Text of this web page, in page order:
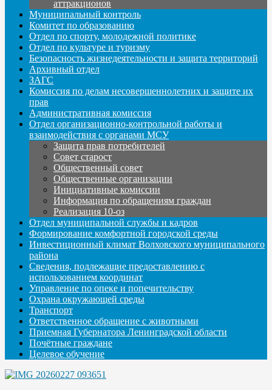
аттракционов
Муниципальный контроль
Комитет по образованию
Отдел по спорту, молодежной политике
Отдел по культуре и туризму
Безопасность жизнедеятельности и защита территорий
Архивный отдел
ЗАГС
Комиссия по делам несовершеннолетних и защите их
прав
Административная комиссия
Отдел организационно-контрольной работы и
взаимодействия с органами МСУ
Защита прав потребителей
Совет старост
Общественный совет
Общественные организации
Инициативные комиссии
Информация по обращениям граждан
Реализация 10-оз
Отдел муниципальной службы и кадров
Формирование комфортной городской среды
Инвестиционный климат Волховского муниципального
района
Сведения, подлежащие предоставлению с
использованием координат
Управление по опеке и попечительству
Охрана окружающей среды
Транспорт
Ответственное обращение с животными
Приемная Губернатора Ленинградской области
Почётные граждане
Целевое обучение